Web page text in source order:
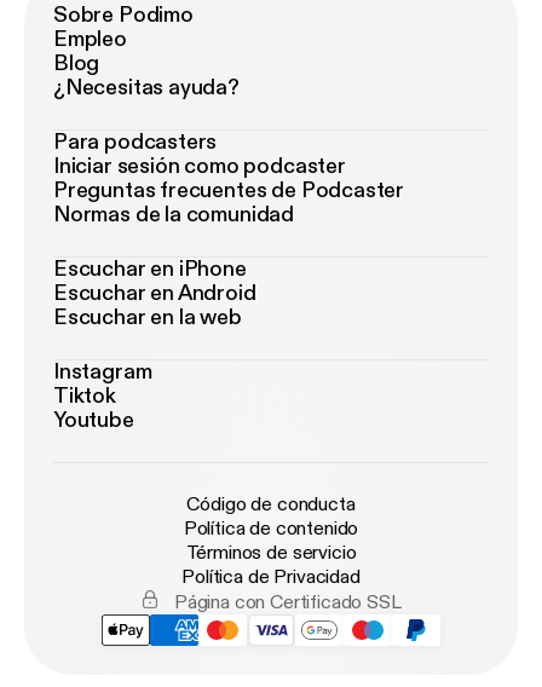
Sobre Podimo
Empleo
Blog
¿Necesitas ayuda?
Para podcasters
Iniciar sesión como podcaster
Preguntas frecuentes de Podcaster
Normas de la comunidad
Escuchar en iPhone
Escuchar en Android
Escuchar en la web
Instagram
Tiktok
Youtube
Código de conducta
Política de contenido
Términos de servicio
Política de Privacidad
Página con Certificado SSL